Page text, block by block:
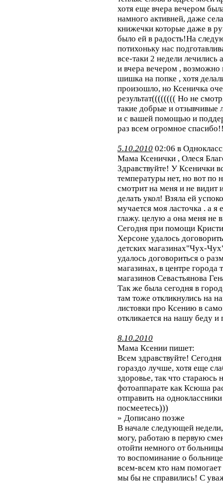
хотя еще вчера вечером
намного активней, даже
книжечки которые даже в
было ей в радость!На
потихоньку нас
все-таки 2 недели лечились
и вчера вечером , возможно
шишка на попке , хотя
произошло, но Ксеничка
результат(((((((( Но не
такие добрые и
и с вашей помощью и
раз всем огромное
5.10.2010 02:06 в
Мама Ксенички , Олеся
Здравствуйте! У Ксенички
температуры нет, но вот по
смотрит на меня и не видит
делать укол! Взяла ей
мучается моя ласточка . а
глажу. целую а она меня не
Сегодня при помощи
Херсоне удалось
детских магазинах"Чух-
удалось договориться о
магазинах, в центре города
магазинов Севастьянова
Так же была сегодня в
там тоже откликнулись на
листовки про Ксению в
откликается на нашу беду
8.10.2010
Мама Ксении пишет:
Всем здравствуйте!
гораздо лучше, хотя еще
здоровье, так что стараюсь
фотоаппарате как Ксюша
отправить на
посмеетесь)))
» Дописано позже
В начале следующей
могу, работаю в первую
отойти немного от
то воспоминание о
всем-всем кто нам
мы бы не справились! С